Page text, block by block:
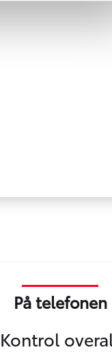
På telefonen
Kontrol